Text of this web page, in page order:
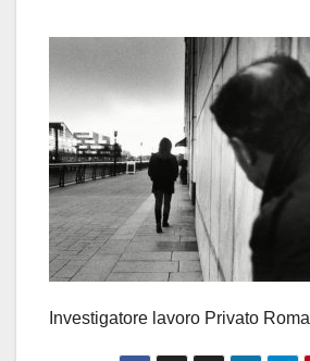
Investigatore lavoro Privato Roma